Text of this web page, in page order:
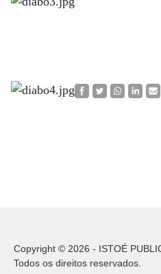
Copyright © 2026 - ISTOÉ
Todos os direitos reservados.